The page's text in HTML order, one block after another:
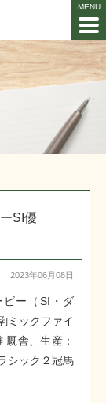
SI優
2023年06月08日
ー（SI・ダ
ミックファイ
舎、生産：
シック２冠馬